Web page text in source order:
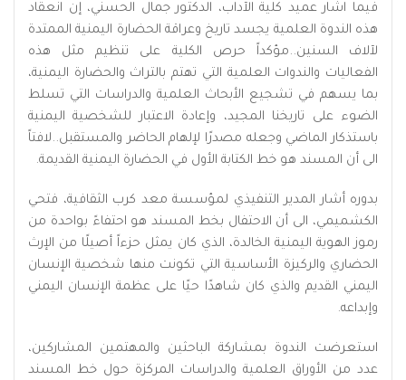
فيما اشار عميد كلية الآداب، الدكتور جمال الحسني، إن انعقاد
هذه الندوة العلمية يجسد تاريخ وعراقة الحضارة اليمنية الممتدة
لآلاف السنين..مؤكداً حرص الكلية على تنظيم مثل هذه
الفعاليات والندوات العلمية التي تهتم بالتراث والحضارة اليمنية،
بما يسهم في تشجيع الأبحاث العلمية والدراسات التي تسلط
الضوء على تاريخنا المجيد، وإعادة الاعتبار للشخصية اليمنية
باستذكار الماضي وجعله مصدرًا لإلهام الحاضر والمستقبل..لافتاً
الى أن المسند هو خط الكتابة الأول في الحضارة اليمنية القديمة.
بدوره أشار المدير التنفيذي لمؤسسة معد كرب الثقافية، فتحي
الكشميمي، الى أن الاحتفال بخط المسند هو احتفاءً بواحدة من
رموز الهوية اليمنية الخالدة، الذي كان يمثل حزءاً أصيلًا من الإرث
الحضاري والركيزة الأساسية التي تكونت منها شخصية الإنسان
اليمني القديم والذي كان شاهدًا حيًا على عظمة الإنسان اليمني
وإبداعه.
استعرضت الندوة بمشاركة الباحثين والمهتمين المشاركين،
عدد من الأوراق العلمية والدراسات المركزة حول خط المسند